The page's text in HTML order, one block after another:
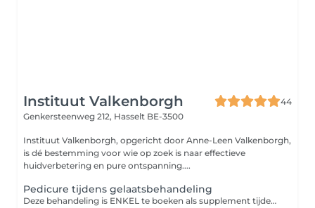
Instituut Valkenborgh
44
Genkersteenweg 212, Hasselt BE-3500
Instituut Valkenborgh, opgericht door Anne-Leen Valkenborgh,
is dé bestemming voor wie op zoek is naar effectieve
huidverbetering en pure ontspanning....
Pedicure tijdens gelaatsbehandeling
Deze behandeling is ENKEL te boeken als supplement tijdens een gelaatsverzorging.